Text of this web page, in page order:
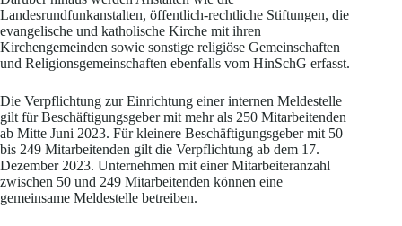
Landesrundfunkanstalten, öffentlich-rechtliche Stiftungen, die
evangelische und katholische Kirche mit ihren
Kirchengemeinden sowie sonstige religiöse Gemeinschaften
und Religionsgemeinschaften ebenfalls vom HinSchG erfasst.
Die Verpflichtung zur Einrichtung einer internen Meldestelle
gilt für Beschäftigungsgeber mit mehr als 250 Mitarbeitenden
ab Mitte Juni 2023. Für kleinere Beschäftigungsgeber mit 50
bis 249 Mitarbeitenden gilt die Verpflichtung ab dem 17.
Dezember 2023. Unternehmen mit einer Mitarbeiteranzahl
zwischen 50 und 249 Mitarbeitenden können eine
gemeinsame Meldestelle betreiben.